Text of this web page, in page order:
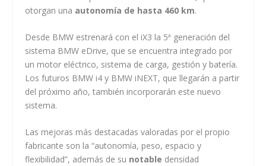
otorgan una autonomía de hasta 460 km.
Desde BMW estrenará con el iX3 la 5ª generación del
sistema BMW eDrive, que se encuentra integrado por
un motor eléctrico, sistema de carga, gestión y batería.
Los futuros BMW i4 y BMW iNEXT, que llegarán a partir
del próximo año, también incorporarán este nuevo
sistema.
Las mejoras más destacadas valoradas por el propio
fabricante son la “autonomía, peso, espacio y
flexibilidad”, además de su notable densidad